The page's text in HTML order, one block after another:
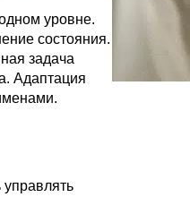
уровне.
состояния.
задача
Адаптация